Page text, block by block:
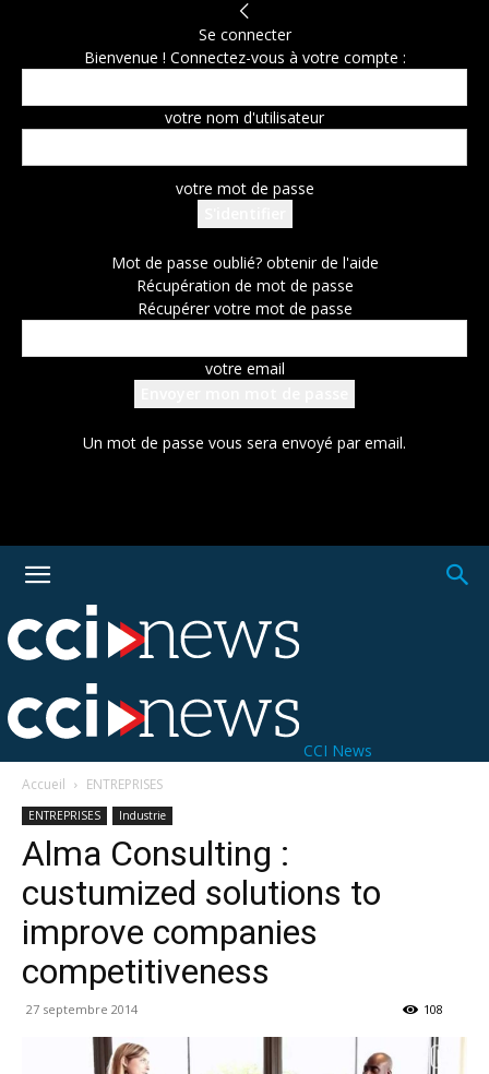
Se connecter
Bienvenue ! Connectez-vous à votre compte :
votre nom d'utilisateur
votre mot de passe
Mot de passe oublié? obtenir de l'aide
Récupération de mot de passe
Récupérer votre mot de passe
votre email
Un mot de passe vous sera envoyé par email.
CCI News
Accueil ENTREPRISES
ENTREPRISES Industrie
Alma Consulting :
custumized solutions to
improve companies
competitiveness
27 septembre 2014 108